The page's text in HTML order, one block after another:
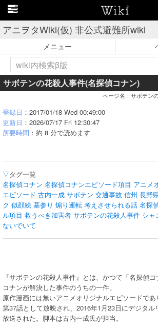
アニヲタWiki(仮) 非公式避難所wiki
メニュー
サボテンの花殺人事件(名探偵コナン)
ページ名：サボテン
登録日 ：2017/01/18 Wed 00:49:00
更新日 ：2026/07/17 Fri 12:30:47
所要時間 ：約 8 分で読めます
▽タグ一覧
名探偵コナン 名探偵コナンエピソード項目 アニメ
エピソード 古内一成 サボテン 交通事故 信州 長野
ク 似顔絵 墓参り 煽り運転 考えさせられる話 名探
ル項目 救うべき加害者 サボテンの花殺人事件 シャ
ないでいて
『サボテンの花殺人事件』とは、かつて「名探偵
コナンが解決した事件のうちの一件。
原作漫画には無いアニメオリジナルエピソードで
第37話として放映され、2016年1月23日にデジタ
放送された。脚本は古内一成氏が担当。